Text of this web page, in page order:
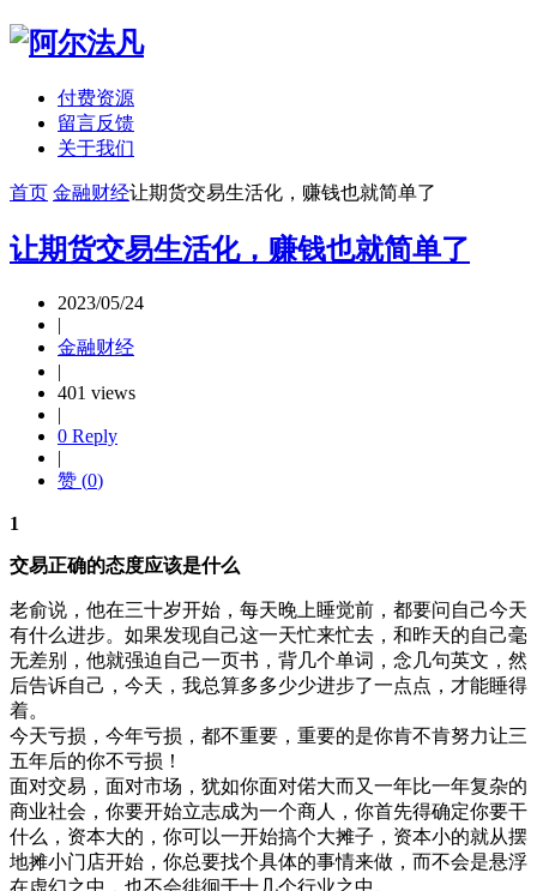
付费资源
留言反馈
关于我们
首页 金融财经让期货交易生活化，赚钱也就简单了
让期货交易生活化，赚钱也就简单了
2023/05/24
|
金融财经
|
401 views
|
0 Reply
|
赞 (0)
1
交易正确的态度应该是什么
老俞说，他在三十岁开始，每天晚上睡觉前，都要问自己今天
有什么进步。如果发现自己这一天忙来忙去，和昨天的自己毫
无差别，他就强迫自己一页书，背几个单词，念几句英文，然
后告诉自己，今天，我总算多多少少进步了一点点，才能睡得
着。
今天亏损，今年亏损，都不重要，重要的是你肯不肯努力让三
五年后的你不亏损！
面对交易，面对市场，犹如你面对偌大而又一年比一年复杂的
商业社会，你要开始立志成为一个商人，你首先得确定你要干
什么，资本大的，你可以一开始搞个大摊子，资本小的就从摆
地摊小门店开始，你总要找个具体的事情来做，而不会是悬浮
在虚幻之中，也不会徘徊于十几个行业之中。